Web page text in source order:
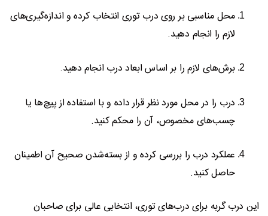
محل مناسبی بر روی درب توری انتخاب کرده و اندازه‌گیری‌های
لازم را انجام دهید.
برش‌های لازم را بر اساس ابعاد درب انجام دهید.
درب را در محل مورد نظر قرار داده و با استفاده از پیچ‌ها یا
چسب‌های مخصوص، آن را محکم کنید.
عملکرد درب را بررسی کرده و از بسته‌شدن صحیح آن اطمینان
حاصل کنید.
این درب گربه برای درب‌های توری، انتخابی عالی برای صاحبان